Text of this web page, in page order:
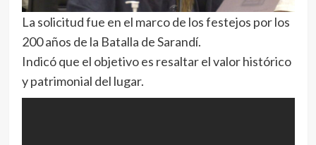
La solicitud fue en el marco de los festejos por los
200 años de la Batalla de Sarandí.
Indicó que el objetivo es resaltar el valor histórico
y patrimonial del lugar.